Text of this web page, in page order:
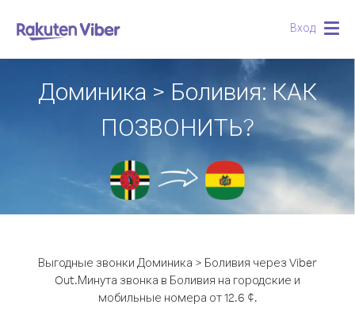
Вход
Доминика > Боливия: КАК
ПОЗВОНИТЬ?
Выгодные звонки Доминика > Боливия через Viber
Out.Минута звонка в Боливия на городские и
мобильные номера от 12.6 ¢.